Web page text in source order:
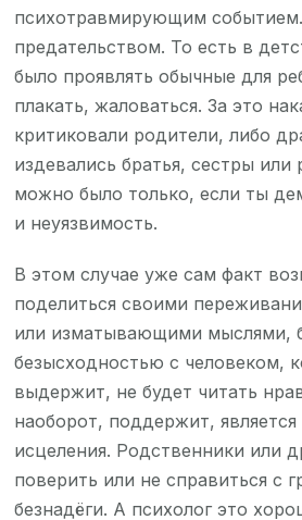
психотравмирующим
предательством. То есть в
было проявлять обычные для
плакать, жаловаться. За это
критиковали родители, либо
издевались братья, сестры
можно было только, если ты
и неуязвимость.
В этом случае уже сам факт
поделиться своими
или изматывающими мыслями,
безысходностью с человеком,
выдержит, не будет читать
наоборот, поддержит, является
исцеления. Родственники или
поверить или не справиться с
безнадёги. А психолог это